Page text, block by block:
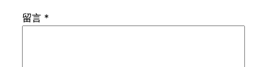
留言 *